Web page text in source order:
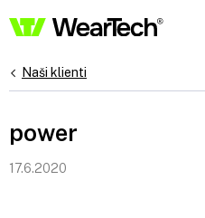
na
Naši klienti
power
17.6.2020